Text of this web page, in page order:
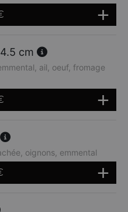
cm
ail, oeuf, fromage
oignons, emmental